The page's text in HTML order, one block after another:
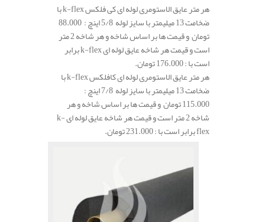
هر متر عایق الاستومری لوله ای کی فلکس k-flex با
ضخامت 13 میلیمتر با سایز لوله 5/8 اینچ : 88.000
تومان و قیمت ها بر اساس شاخه و هر شاخه 2 متر
است و قیمت هر شاخه عایق لوله ای k-flex برابر
است با : 176.000 تومان.
هر متر عایق الاستومری لوله ای کافلکس k-flex با
ضخامت 13 میلیمتر با سایز لوله 7/8 اینچ :
115.000 تومان و قیمت ها بر اساس شاخه و هر
شاخه 2 متر است و قیمت هر شاخه عایق لوله ای k-
flex برابر است با : 231.000 تومان.